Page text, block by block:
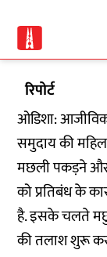
रिपोर्ट
ओडिशा:
समुदाय की
मछली पकड़ने और
को प्रतिबंध के
है. इसके चलते
की तलाश शुरू